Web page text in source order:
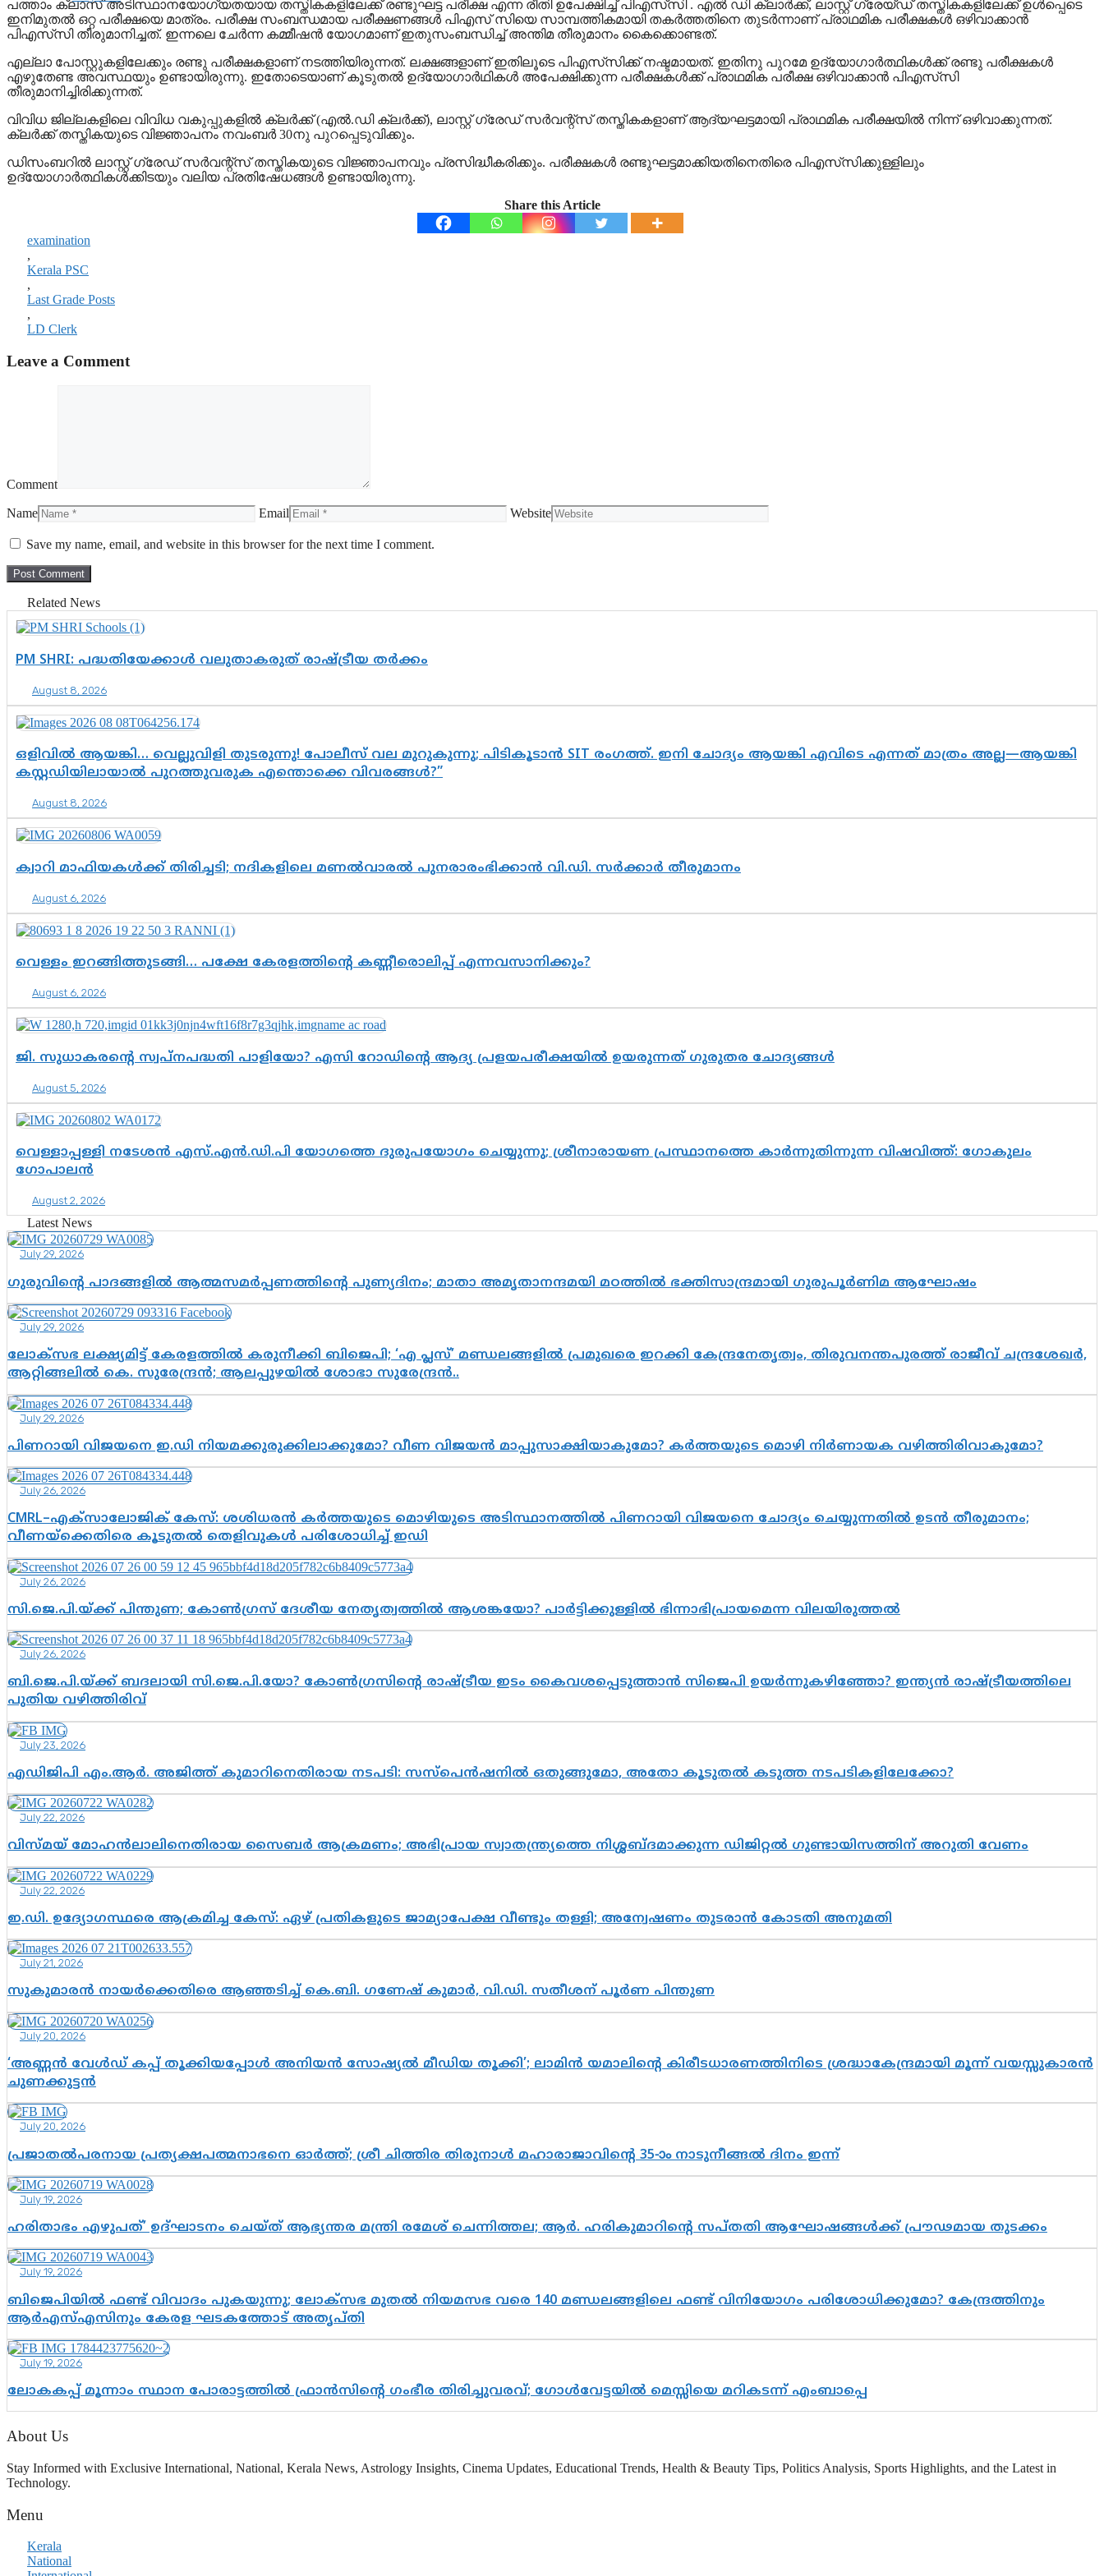
പത്താം ക്ലാസ് അടിസ്ഥാനയോഗ്യതയായ തസ്തികകളിലേക്ക് രണ്ടുഘട്ട പരീക്ഷ എന്ന രീതി ഉപേക്ഷിച്ച് പിഎസ്‌സി . എൽ ഡി ക്ലാർക്ക്, ലാസ്റ്റ് ഗ്രേയ്‌ഡ്‌ തസ്തികകളിലേക്ക് ഉൾപ്പെടെ
ഇനിമുതൽ ഒറ്റ പരീക്ഷയെ മാത്രം. പരീക്ഷ സംബന്ധമായ പരീക്ഷണങ്ങള്‍ പിഎസ് സിയെ സാമ്പത്തികമായി തകർത്തതിനെ തുടർന്നാണ് പ്രാഥമിക പരീക്ഷകള്‍ ഒഴിവാക്കാന്‍
പിഎസ്‌സി തീരുമാനിച്ചത്. ഇന്നലെ ചേര്‍ന്ന കമ്മീഷന്‍ യോഗമാണ് ഇതുസംബന്ധിച്ച് അന്തിമ തീരുമാനം കൈക്കൊണ്ടത്.
എല്ലാ പോസ്റ്റുകളിലേക്കും രണ്ടു പരീക്ഷകളാണ് നടത്തിയിരുന്നത്. ലക്ഷങ്ങളാണ് ഇതിലൂടെ പിഎസ്‌സിക്ക് നഷ്ടമായത്. ഇതിനു പുറമേ ഉദ്യോഗാര്‍ത്ഥികള്‍ക്ക് രണ്ടു പരീക്ഷകള്‍
എഴുതേണ്ട അവസ്ഥയും ഉണ്ടായിരുന്നു. ഇതോടെയാണ് കൂടുതല്‍ ഉദ്യോഗാര്‍ഥികള്‍ അപേക്ഷിക്കുന്ന പരീക്ഷകള്‍ക്ക് പ്രാഥമിക പരീക്ഷ ഒഴിവാക്കാന്‍ പിഎസ്‌സി
തീരുമാനിച്ചിരിക്കുന്നത്.
വിവിധ ജില്ലകളിലെ വിവിധ വകുപ്പുകളില്‍ ക്ലര്‍ക്ക് (എല്‍.ഡി ക്ലര്‍ക്ക്), ലാസ്റ്റ് ഗ്രേഡ് സര്‍വന്റ്‌സ് തസ്തികകളാണ് ആദ്യഘട്ടമായി പ്രാഥമിക പരീക്ഷയില്‍ നിന്ന് ഒഴിവാക്കുന്നത്.
ക്ലര്‍ക്ക് തസ്തികയുടെ വിജ്ഞാപനം നവംബര്‍ 30നു പുറപ്പെടുവിക്കും.
ഡിസംബറില്‍ ലാസ്റ്റ് ഗ്രേഡ് സര്‍വന്റ്‌സ് തസ്തികയുടെ വിജ്ഞാപനവും പ്രസിദ്ധീകരിക്കും. പരീക്ഷകള്‍ രണ്ടുഘട്ടമാക്കിയതിനെതിരെ പിഎസ്‌സിക്കുള്ളിലും
ഉദ്യോഗാര്‍ത്ഥികള്‍ക്കിടയും വലിയ പ്രതിഷേധങ്ങള്‍ ഉണ്ടായിരുന്നു.
Share this Article
examination
,
Kerala PSC
,
Last Grade Posts
,
LD Clerk
Leave a Comment
Comment
Name Email Website
Save my name, email, and website in this browser for the next time I comment.
Related News
PM SHRI: പദ്ധതിയേക്കാൾ വലുതാകരുത് രാഷ്ട്രീയ തർക്കം
August 8, 2026
ഒളിവിൽ ആയങ്കി… വെല്ലുവിളി തുടരുന്നു! പോലീസ് വല മുറുകുന്നു; പിടികൂടാൻ SIT രംഗത്ത്. ഇനി ചോദ്യം ആയങ്കി എവിടെ എന്നത് മാത്രം അല്ല—ആയങ്കി
കസ്റ്റഡിയിലായാൽ പുറത്തുവരുക എന്തൊക്കെ വിവരങ്ങൾ?”
August 8, 2026
ക്വാറി മാഫിയകൾക്ക് തിരിച്ചടി; നദികളിലെ മണൽവാരൽ പുനരാരംഭിക്കാൻ വി.ഡി. സർക്കാർ തീരുമാനം
August 6, 2026
വെള്ളം ഇറങ്ങിത്തുടങ്ങി… പക്ഷേ കേരളത്തിന്റെ കണ്ണീരൊലിപ്പ് എന്നവസാനിക്കും?
August 6, 2026
ജി. സുധാകരന്റെ സ്വപ്നപദ്ധതി പാളിയോ? എസി റോഡിന്റെ ആദ്യ പ്രളയപരീക്ഷയിൽ ഉയരുന്നത് ഗുരുതര ചോദ്യങ്ങൾ
August 5, 2026
വെള്ളാപ്പള്ളി നടേശൻ എസ്.എൻ.ഡി.പി യോഗത്തെ ദുരുപയോഗം ചെയ്യുന്നു; ശ്രീനാരായണ പ്രസ്ഥാനത്തെ കാർന്നുതിന്നുന്ന വിഷവിത്ത്: ഗോകുലം
ഗോപാലൻ
August 2, 2026
Latest News
July 29, 2026
ഗുരുവിന്റെ പാദങ്ങളിൽ ആത്മസമർപ്പണത്തിന്റെ പുണ്യദിനം; മാതാ അമൃതാനന്ദമയി മഠത്തിൽ ഭക്തിസാന്ദ്രമായി ഗുരുപൂർണിമ ആഘോഷം
July 29, 2026
ലോക്സഭ ലക്ഷ്യമിട്ട് കേരളത്തിൽ കരുനീക്കി ബിജെപി; ‘എ പ്ലസ്’ മണ്ഡലങ്ങളിൽ പ്രമുഖരെ ഇറക്കി കേന്ദ്രനേതൃത്വം, തിരുവനന്തപുരത്ത് രാജീവ് ചന്ദ്രശേഖർ,
ആറ്റിങ്ങലിൽ കെ. സുരേന്ദ്രൻ; ആലപ്പുഴയിൽ ശോഭാ സുരേന്ദ്രൻ..
July 29, 2026
പിണറായി വിജയനെ ഇ.ഡി നിയമക്കുരുക്കിലാക്കുമോ? വീണ വിജയൻ മാപ്പുസാക്ഷിയാകുമോ? കർത്തയുടെ മൊഴി നിർണായക വഴിത്തിരിവാകുമോ?
July 26, 2026
CMRL–എക്‌സാലോജിക് കേസ്: ശശിധരൻ കർത്തയുടെ മൊഴിയുടെ അടിസ്ഥാനത്തിൽ പിണറായി വിജയനെ ചോദ്യം ചെയ്യുന്നതിൽ ഉടൻ തീരുമാനം;
വീണയ്‌ക്കെതിരെ കൂടുതൽ തെളിവുകൾ പരിശോധിച്ച് ഇഡി
July 26, 2026
സി.ജെ.പി.യ്ക്ക് പിന്തുണ; കോൺഗ്രസ് ദേശീയ നേതൃത്വത്തിൽ ആശങ്കയോ? പാർട്ടിക്കുള്ളിൽ ഭിന്നാഭിപ്രായമെന്ന വിലയിരുത്തൽ
July 26, 2026
ബി.ജെ.പി.യ്ക്ക് ബദലായി സി.ജെ.പി.യോ? കോൺഗ്രസിന്റെ രാഷ്ട്രീയ ഇടം കൈവശപ്പെടുത്താൻ സിജെപി ഉയർന്നുകഴിഞ്ഞോ? ഇന്ത്യൻ രാഷ്ട്രീയത്തിലെ
പുതിയ വഴിത്തിരിവ്
July 23, 2026
എഡിജിപി എം.ആർ. അജിത്ത് കുമാറിനെതിരായ നടപടി: സസ്പെൻഷനിൽ ഒതുങ്ങുമോ, അതോ കൂടുതൽ കടുത്ത നടപടികളിലേക്കോ?
July 22, 2026
വിസ്മയ് മോഹൻലാലിനെതിരായ സൈബർ ആക്രമണം; അഭിപ്രായ സ്വാതന്ത്ര്യത്തെ നിശ്ശബ്ദമാക്കുന്ന ഡിജിറ്റൽ ഗുണ്ടായിസത്തിന് അറുതി വേണം
July 22, 2026
ഇ.ഡി. ഉദ്യോഗസ്ഥരെ ആക്രമിച്ച കേസ്: ഏഴ് പ്രതികളുടെ ജാമ്യാപേക്ഷ വീണ്ടും തള്ളി; അന്വേഷണം തുടരാൻ കോടതി അനുമതി
July 21, 2026
സുകുമാരൻ നായർക്കെതിരെ ആഞ്ഞടിച്ച് കെ.ബി. ഗണേഷ് കുമാർ, വി.ഡി. സതീശന് പൂർണ പിന്തുണ
July 20, 2026
‘അണ്ണൻ വേൾഡ് കപ്പ് തൂക്കിയപ്പോൾ അനിയൻ സോഷ്യൽ മീഡിയ തൂക്കി’; ലാമിൻ യമാലിന്റെ കിരീടധാരണത്തിനിടെ ശ്രദ്ധാകേന്ദ്രമായി മൂന്ന് വയസ്സുകാരൻ
ചുണക്കുട്ടൻ
July 20, 2026
പ്രജാതൽപരനായ പ്രത്യക്ഷപത്മനാഭനെ ഓർത്ത്; ശ്രീ ചിത്തിര തിരുനാൾ മഹാരാജാവിന്റെ 35-ാം നാടുനീങ്ങൽ ദിനം ഇന്ന്
July 19, 2026
ഹരിതാഭം എഴുപത്’ ഉദ്ഘാടനം ചെയ്ത് ആഭ്യന്തര മന്ത്രി രമേശ് ചെന്നിത്തല; ആർ. ഹരികുമാറിന്റെ സപ്തതി ആഘോഷങ്ങൾക്ക് പ്രൗഢമായ തുടക്കം
July 19, 2026
ബിജെപിയിൽ ഫണ്ട് വിവാദം പുകയുന്നു; ലോക്സഭ മുതൽ നിയമസഭ വരെ 140 മണ്ഡലങ്ങളിലെ ഫണ്ട് വിനിയോഗം പരിശോധിക്കുമോ? കേന്ദ്രത്തിനും
ആർഎസ്എസിനും കേരള ഘടകത്തോട് അതൃപ്തി
July 19, 2026
ലോകകപ്പ് മൂന്നാം സ്ഥാന പോരാട്ടത്തിൽ ഫ്രാൻസിന്റെ ഗംഭീര തിരിച്ചുവരവ്; ഗോൾവേട്ടയിൽ മെസ്സിയെ മറികടന്ന് എംബാപ്പെ
About Us
Stay Informed with Exclusive International, National, Kerala News, Astrology Insights, Cinema Updates, Educational Trends, Health & Beauty Tips, Politics Analysis, Sports Highlights, and the Latest in
Technology.
Menu
Kerala
National